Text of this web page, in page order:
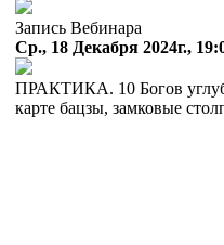
Запись Вебинара
Ср., 18 Декабря 2024г.,
ПРАКТИКА. 10 Богов
карте бацзы, замковые